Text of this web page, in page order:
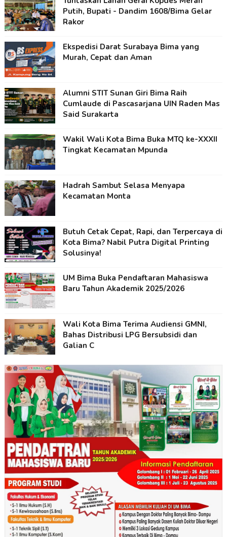
Putih, Bupati - Dandim 1608/Bima Gelar
Rakor
Ekspedisi Darat Surabaya Bima yang
Murah, Cepat dan Aman
Alumni STIT Sunan Giri Bima Raih
Cumlaude di Pascasarjana UIN Raden Mas
Said Surakarta
Wakil Wali Kota Bima Buka MTQ ke-XXXII
Tingkat Kecamatan Mpunda
Hadrah Sambut Selasa Menyapa
Kecamatan Monta
Butuh Cetak Cepat, Rapi, dan Terpercaya di
Kota Bima? Nabil Putra Digital Printing
Solusinya!
UM Bima Buka Pendaftaran Mahasiswa
Baru Tahun Akademik 2025/2026
Wali Kota Bima Terima Audiensi GMNI,
Bahas Distribusi LPG Bersubsidi dan
Galian C